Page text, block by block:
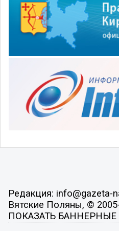
Редакция: info@gazeta-
Вятские Поляны, ©
ПОКАЗАТЬ